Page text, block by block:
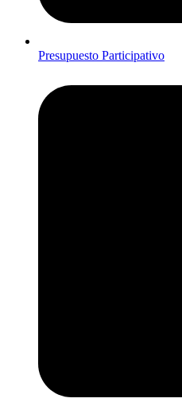
Presupuesto Participativo